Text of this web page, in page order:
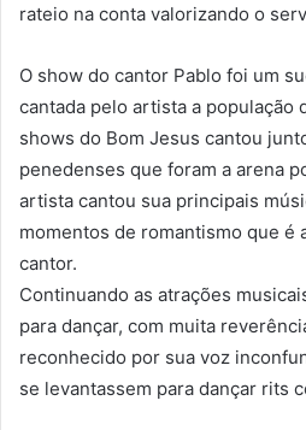
rateio na conta valorizando o
O show do cantor Pablo foi um
cantada pelo artista a população
shows do Bom Jesus cantou
penedenses que foram a arena
artista cantou sua principais
momentos de romantismo que é
cantor.
Continuando as atrações
para dançar, com muita
reconhecido por sua voz
se levantassem para dançar rits